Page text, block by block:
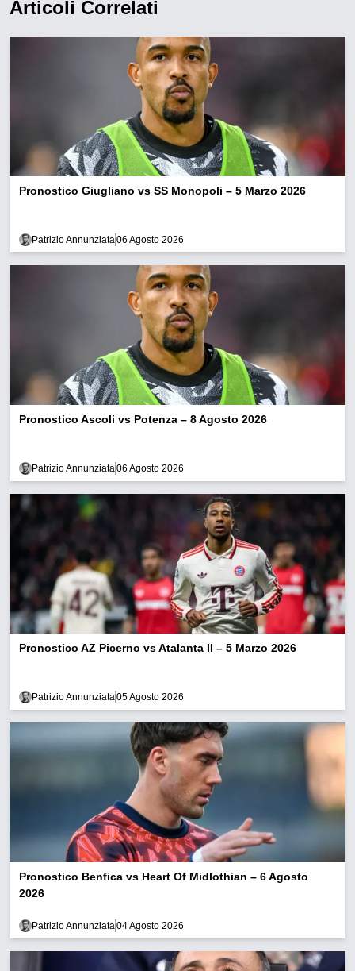
Articoli Correlati
Pronostico Giugliano vs SS Monopoli – 5 Marzo 2026
Patrizio Annunziata06 Agosto 2026
Pronostico Ascoli vs Potenza – 8 Agosto 2026
Patrizio Annunziata06 Agosto 2026
Pronostico AZ Picerno vs Atalanta II – 5 Marzo 2026
Patrizio Annunziata05 Agosto 2026
Pronostico Benfica vs Heart Of Midlothian – 6 Agosto
2026
Patrizio Annunziata04 Agosto 2026